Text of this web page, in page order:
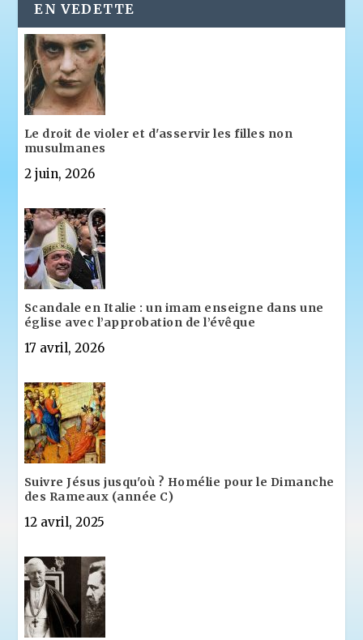
EN VEDETTE
Le droit de violer et d'asservir les filles non
musulmanes
2 juin, 2026
Scandale en Italie : un imam enseigne dans une
église avec l’approbation de l’évêque
17 avril, 2026
Suivre Jésus jusqu'où ? Homélie pour le Dimanche
des Rameaux (année C)
12 avril, 2025